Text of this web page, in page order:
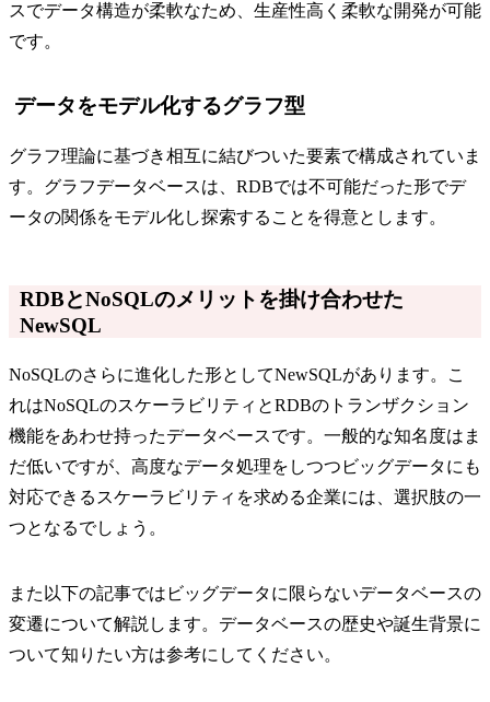
スでデータ構造が柔軟なため、生産性高く柔軟な開発が可能
です。
データをモデル化するグラフ型
グラフ理論に基づき相互に結びついた要素で構成されていま
す。グラフデータベースは、RDBでは不可能だった形でデ
ータの関係をモデル化し探索することを得意とします。
RDBとNoSQLのメリットを掛け合わせた
NewSQL
NoSQLのさらに進化した形としてNewSQLがあります。こ
れはNoSQLのスケーラビリティとRDBのトランザクション
機能をあわせ持ったデータベースです。一般的な知名度はま
だ低いですが、高度なデータ処理をしつつビッグデータにも
対応できるスケーラビリティを求める企業には、選択肢の一
つとなるでしょう。
また以下の記事ではビッグデータに限らないデータベースの
変遷について解説します。データベースの歴史や誕生背景に
ついて知りたい方は参考にしてください。